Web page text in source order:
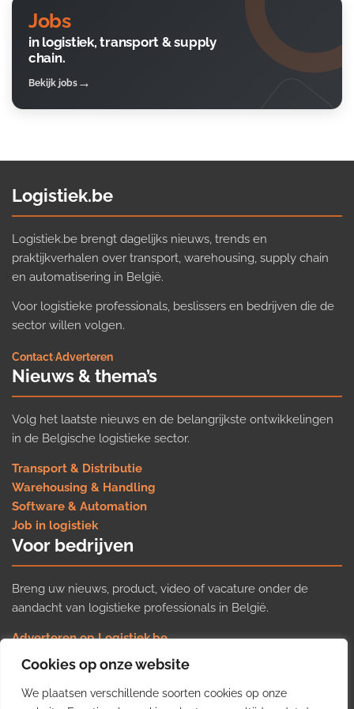
Cookies op onze website
We plaatsen verschillende soorten cookies op onze
Jobs
in logistiek, transport & supply
chain.
Bekijk jobs
Logistiek.be
Logistiek.be brengt dagelijks nieuws, trends en
praktijkverhalen over transport, warehousing, supply chain
en automatisering in België.
Voor logistieke professionals, beslissers en bedrijven die de
sector willen volgen.
Contact·Adverteren
Nieuws & thema’s
Volg het laatste nieuws en de belangrijkste ontwikkelingen
in de Belgische logistieke sector.
Transport & Distributie
Warehousing & Handling
Software & Automation
Job in logistiek
Voor bedrijven
Breng uw nieuws, product, video of vacature onder de
aandacht van logistieke professionals in België.
Adverteren op Logistiek.be
Nieuws insturen
Uw video op Logistiek.TV
Job plaatsen